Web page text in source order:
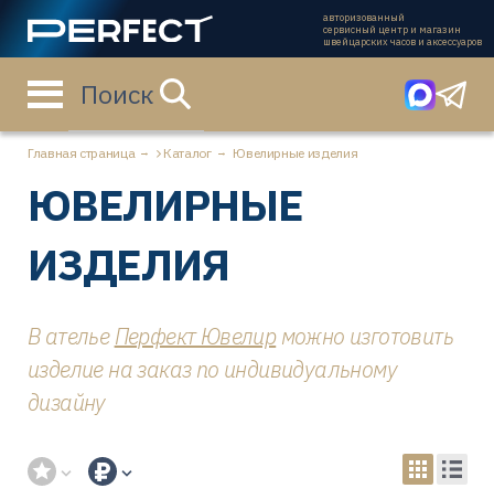
авторизованный
сервисный центр и магазин
швейцарских часов и аксессуаров
Поиск
Главная страница Каталог Ювелирные изделия
ЮВЕЛИРНЫЕ
ИЗДЕЛИЯ
В ательеПерфект Ювелирможно изготовить
изделие на заказ по индивидуальному
дизайну